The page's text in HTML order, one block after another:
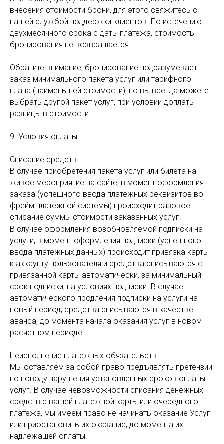
внесения стоимости брони, для этого свяжитесь с
нашей службой поддержки клиентов. По истечению
двухмесячного срока с даты платежа, стоимость
бронирования не возвращается.
Обратите внимание, бронирование подразумевает
заказ минимального пакета услуг или тарифного
плана (наименьшей стоимости), но вы всегда можете
выбрать другой пакет услуг, при условии доплаты
разницы в стоимости.
9. Условия оплаты
Списание средств
В случае приобретения пакета услуг или билета на
живое мероприятие на сайте, в момент оформления
заказа (успешного ввода платежных реквизитов во
фрейм платежной системы) происходит разовое
списание суммы стоимости заказанных услуг.
В случае оформления возобновляемой подписки на
услуги, в момент оформления подписки (успешного
ввода платежных данных) происходит привязка карты
к аккаунту пользователя и средства списываются с
привязанной карты автоматически, за минимальный
срок подписки, на условиях подписки. В случае
автоматического продления подписки на услуги на
новый период, средства списываются в качестве
аванса, до момента начала оказания услуг в новом
расчетном периоде.
Неисполнение платежных обязательств
Мы оставляем за собой право предъявлять претензии
по поводу нарушения установленных сроков оплаты
услуг. В случае невозможности списания денежных
средств с вашей платежной карты или очередного
платежа, мы имеем право не начинать оказание Услуг
или приостановить их оказание, до момента их
надлежащей оплаты.